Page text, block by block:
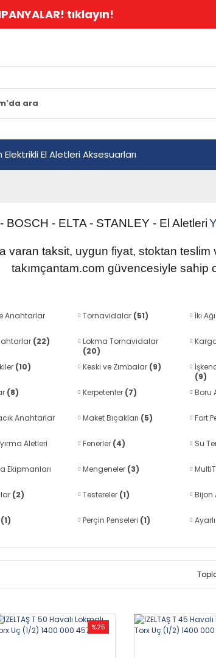
tıklayın!
Elektrikli El Aletleri Aksesuarları
BOSCH - ELTA - STANLEY - El Aletleri
varan taksit, uygun fiyat, stoktan teslim
takımçantam.com güvencesiyle sahip
Anahtarlar
Tornavidalar (51) İki
(22)
Lokma Tornavidalar
(20)
(10) Keski ve Zımbalar (9)
(9)
(8) Kerpetenler (7) Boru
Anahtarlar
Maket Bıçakları (5) Fort
Aletleri
Fenerler (4) Su
Ekipmanları
Mengeneler (3)
(2) Testereler (1) Bijon
(1) Perçin Penseleri (1)
%25